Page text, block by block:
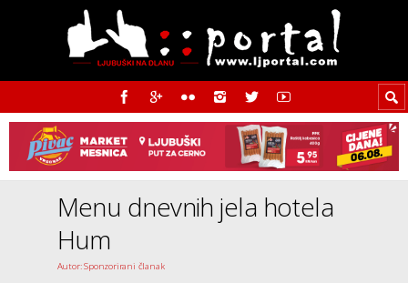
Menu dnevnih jela hotela
Hum
Autor: Sponzorirani članak